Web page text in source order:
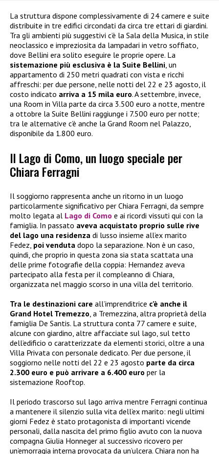
La struttura dispone complessivamente di 24 camere e suite
distribuite in tre edifici circondati da circa tre ettari di giardini.
Tra gli ambienti più suggestivi c’è la Sala della Musica, in stile
neoclassico e impreziosita da lampadari in vetro soffiato,
dove Bellini era solito eseguire le proprie opere. La
sistemazione più esclusiva è la Suite Bellini , un
appartamento di 250 metri quadrati con vista e ricchi
affreschi: per due persone, nelle notti del 22 e 23 agosto, il
costo indicato arriva a 15 mila euro. A settembre, invece,
una Room in Villa parte da circa 3.500 euro a notte, mentre
a ottobre la Suite Bellini raggiunge i 7.500 euro per notte;
tra le alternative c’è anche la Grand Room nel Palazzo,
disponibile da 1.800 euro.
Il Lago di Como, un luogo speciale per
Chiara Ferragni
Il soggiorno rappresenta anche un ritorno in un luogo
particolarmente significativo per Chiara Ferragni, da sempre
molto legata al Lago di Como e ai ricordi vissuti qui con la
famiglia. In passato aveva acquistato proprio sulle rive
del lago una residenza di lusso insieme all’ex marito
Fedez, poi venduta dopo la separazione. Non è un caso,
quindi, che proprio in questa zona sia stata scattata una
delle prime fotografie della coppia: Hernandez aveva
partecipato alla festa per il compleanno di Chiara,
organizzata nel maggio scorso in una villa del territorio.
Tra le destinazioni care all’imprenditrice c’è anche il
Grand Hotel Tremezzo, a Tremezzina, altra proprietà della
famiglia De Santis. La struttura conta 77 camere e suite,
alcune con giardino, altre affacciate sul lago, sul tetto
dell’edificio o caratterizzate da elementi storici, oltre a una
Villa Privata con personale dedicato. Per due persone, il
soggiorno nelle notti del 22 e 23 agosto parte da circa
2.300 euro e può arrivare a 6.400 euro per la
sistemazione Rooftop.
Il periodo trascorso sul lago arriva mentre Ferragni continua
a mantenere il silenzio sulla vita dell’ex marito: negli ultimi
giorni Fedez è stato protagonista di importanti vicende
personali, dalla nascita del primo figlio avuto con la nuova
compagna Giulia Honneger al successivo ricovero per
un’emorragia interna provocata da un’ulcera. Chiara non ha